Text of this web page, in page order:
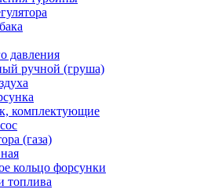
давления
ручной (груша)
комплектующие
(газа)
кольцо форсунки
топлива